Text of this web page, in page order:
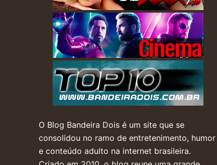
O Blog Bandeira Dois é um site que se
consolidou no ramo de entretenimento, humor
e conteúdo adulto na internet brasileira.